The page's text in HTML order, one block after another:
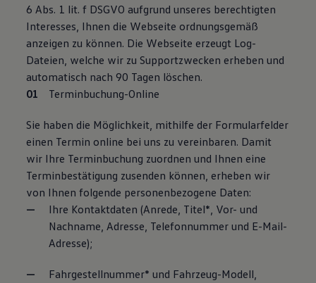
6 Abs. 1 lit. f DSGVO aufgrund unseres berechtigten
Interesses, Ihnen die Webseite ordnungsgemäß
anzeigen zu können. Die Webseite erzeugt Log-
Dateien, welche wir zu Supportzwecken erheben und
automatisch nach 90 Tagen löschen.
Terminbuchung-Online
Sie haben die Möglichkeit, mithilfe der Formularfelder
einen Termin online bei uns zu vereinbaren. Damit
wir Ihre Terminbuchung zuordnen und Ihnen eine
Terminbestätigung zusenden können, erheben wir
von Ihnen folgende personenbezogene Daten:
Ihre Kontaktdaten (Anrede, Titel*, Vor- und
Nachname, Adresse, Telefonnummer und E-Mail-
Adresse);
Fahrgestellnummer* und Fahrzeug-Modell,